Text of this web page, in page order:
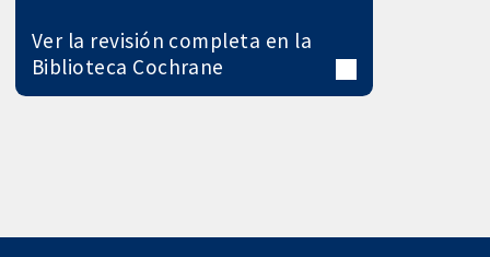
Ver la revisión completa en la
Biblioteca Cochrane